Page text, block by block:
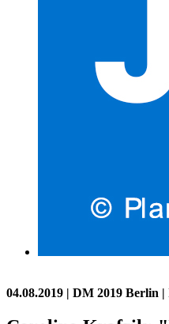
04.08.2019 | DM 2019 Berlin |